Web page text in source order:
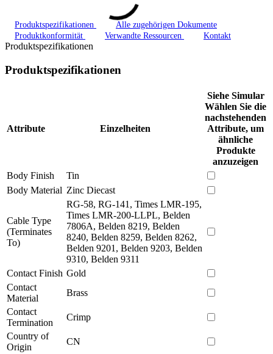
Produktspezifikationen
Alle zugehörigen Dokumente
Produktkonformität
Verwandte Ressourcen Kontakt
Produktspezifikationen
Produktspezifikationen
Attribute Einzelheiten
Siehe Simular
Wählen Sie die
nachstehenden
Attribute, um
ähnliche
Produkte
anzuzeigen
Body Finish
Tin
Body Material Zinc Diecast
Cable Type
(Terminates
To)
RG-58, RG-141, Times LMR-195,
Times LMR-200-LLPL, Belden
7806A, Belden 8219, Belden
8240, Belden 8259, Belden 8262,
Belden 9201, Belden 9203, Belden
9310, Belden 9311
Contact Finish Gold
Contact
Material
Brass
Contact
Termination
Crimp
Country of
Origin
CN